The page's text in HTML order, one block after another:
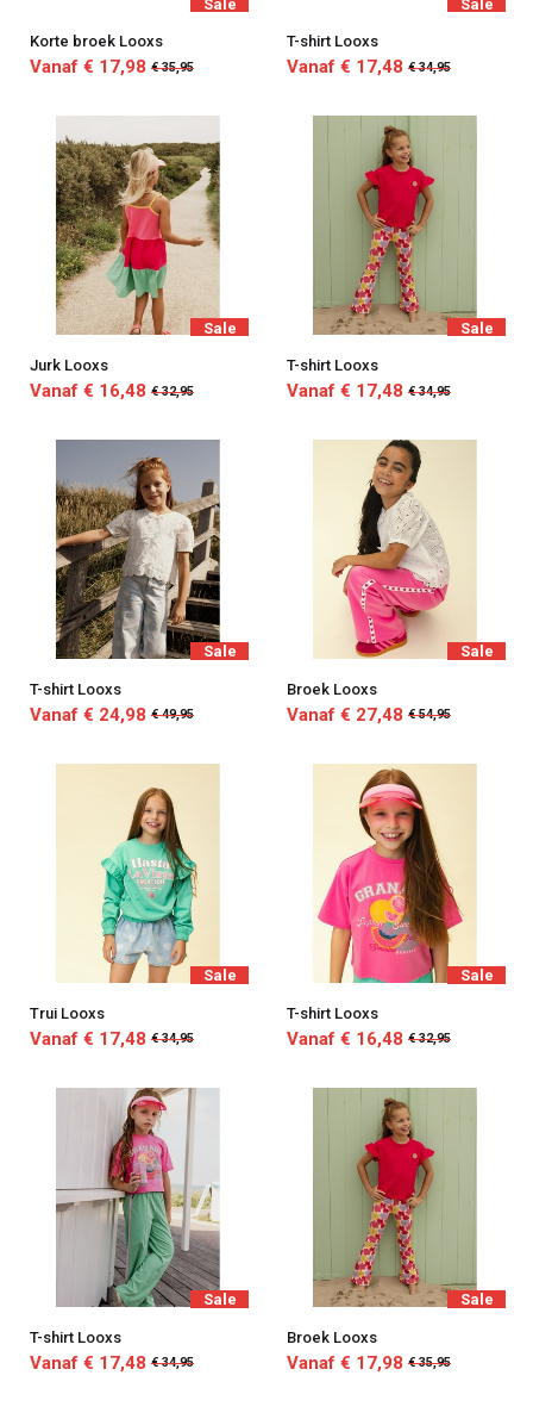
Sale
Korte broek Looxs
Vanaf € 17,98 € 35,95
Sale
T-shirt Looxs
Vanaf € 17,48 € 34,95
Sale
Jurk Looxs
Vanaf € 16,48 € 32,95
Sale
T-shirt Looxs
Vanaf € 17,48 € 34,95
Sale
T-shirt Looxs
Vanaf € 24,98 € 49,95
Sale
Broek Looxs
Vanaf € 27,48 € 54,95
Sale
Trui Looxs
Vanaf € 17,48 € 34,95
Sale
T-shirt Looxs
Vanaf € 16,48 € 32,95
Sale
T-shirt Looxs
Vanaf € 17,48 € 34,95
Sale
Broek Looxs
Vanaf € 17,98 € 35,95